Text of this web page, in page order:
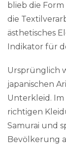
blieb die
die
ästhetisches
Indikator für
Ursprünglich
japanischen
Unterkleid.
richtigen
Samurai und
Bevölkerung